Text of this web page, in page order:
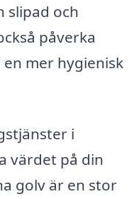
och
påverka
mer hygienisk
i
värdet på din
golv är en stor